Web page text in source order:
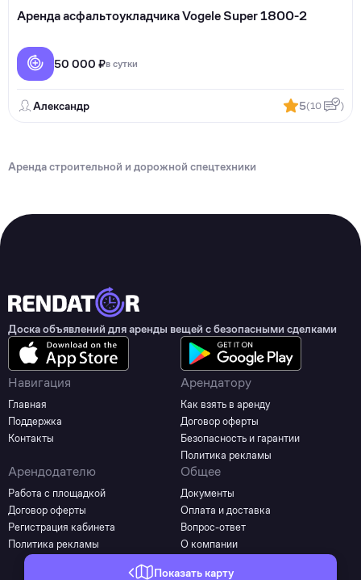
Показать карту
Аренда асфальтоукладчика Vogele Super 1800-2
50 000 ₽в сутки
Александр 5(10 )
Аренда строительной и дорожной спецтехники
Доска объявлений для аренды вещей с безопасными сделками
Навигация
Главная
Поддержка
Контакты
Арендатору
Как взять в аренду
Договор оферты
Безопасность и гарантии
Политика рекламы
Арендодателю
Работа с площадкой
Договор оферты
Регистрация кабинета
Политика рекламы
Общее
Документы
Оплата и доставка
Вопрос-ответ
О компании